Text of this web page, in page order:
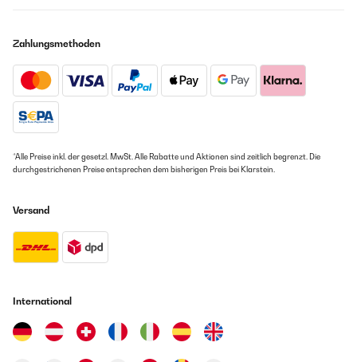
Zahlungsmethoden
*Alle Preise inkl. der gesetzl. MwSt. Alle Rabatte und Aktionen sind zeitlich begrenzt. Die
durchgestrichenen Preise entsprechen dem bisherigen Preis bei Klarstein.
Versand
International